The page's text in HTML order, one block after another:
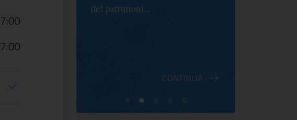
del patrimoni...
CONTINUA